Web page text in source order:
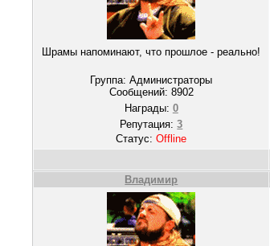
Шрамы напоминают, что прошлое - реально!
Группа: Администраторы
Сообщений: 8902
Награды: 0
Репутация:3
Статус:Offline
Владимир